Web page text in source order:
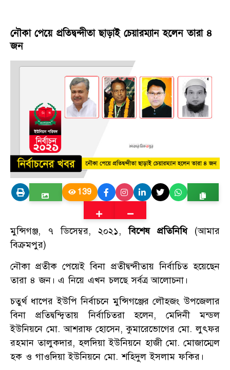
নৌকা পেয়ে প্রতিদ্বন্দীতা ছাড়াই চেয়ারম্যান হলেন তারা ৪
জন
139
মুন্সিগঞ্জ, ৭ ডিসেম্বর, ২০২১,বিশেষ প্রতিনিধি(আমার
বিক্রমপুর)
নৌকা প্রতীক পেয়েই বিনা প্রতীদ্বন্দীতায় নির্বাচিত হয়েছেন
তারা ৪ জন। এ নিয়ে এখন চলছে সর্বত্র আলোচনা।
চতুর্থ ধাপের ইউপি নির্বাচনে মুন্সিগঞ্জের লৌহজং উপজেলার
বিনা প্রতিদ্বন্দ্বিতায় নির্বাচিতরা হলেন, মেদিনী মন্ডল
ইউনিয়নে মো. আশরাফ হোসেন, কুমারেভোগের মো. লুৎফর
রহমান তালুকদার, হলদিয়া ইউনিয়নে হাজী মো. মোজাম্মেল
হক ও গাওদিয়া ইউনিয়নে মো. শহিদুল ইসলাম ফকির।